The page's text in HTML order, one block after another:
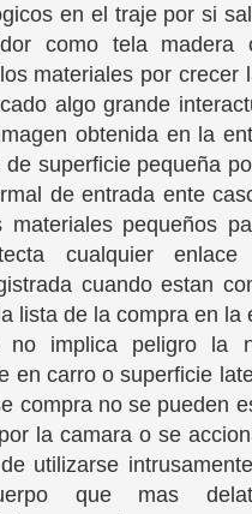
en el traje por si
como tela
materiales por crecer
algo grande
obtenida en la
superficie pequeña
de entrada ente
materiales pequeños
cualquier
cuando estan
lista de la compra en la
no implica peligro la
en carro o superficie
compra no se pueden
la camara o se
utilizarse
que mas